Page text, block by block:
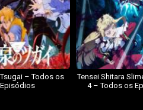
– Todos os
Episódios
Tensei Shitara
4 – Todos os